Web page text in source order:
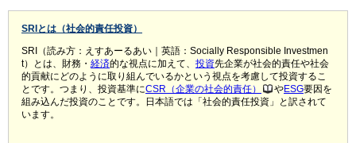
SRIとは（社会的責任投資）
SRI（読み方：えすあーるあい｜英語：Socially Responsible Investmen
t）とは、財務・ 経済的な視点に加えて、 投資先企業が社会的責任や社会
的貢献にどのように取り組んでいるかという視点を考慮して投資するこ
とです。つまり、投資基準にCSR（企業の社会的責任） やESG要因を
組み込んだ投資のことです。日本語では「社会的責任投資」と訳されて
います。